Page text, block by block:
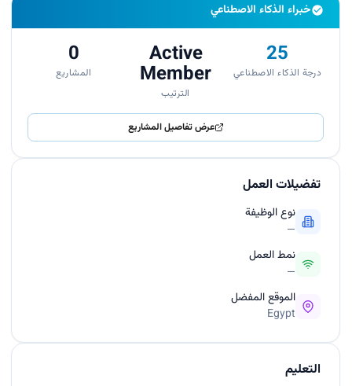
خبراء الذكاء الاصطناعي
25
درجة الذكاء الاصطناعي
Active
Member
الترتيب
0
المشاريع
عرض تفاصيل المشاريع
تفضيلات العمل
نوع الوظيفة
—
نمط العمل
—
الموقع المفضل
Egypt
التعليم